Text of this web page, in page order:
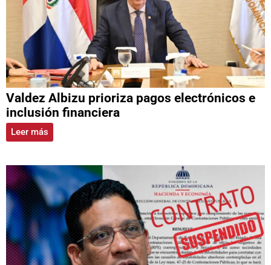
Valdez Albizu prioriza pagos electrónicos e
inclusión financiera
Leer más